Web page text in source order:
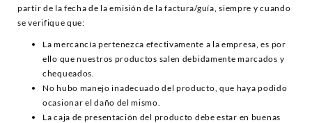
partir de la fecha de la emisión de la factura/guía, siempre y cuando
se verifique que:
La mercancía pertenezca efectivamente a la empresa, es por
ello que nuestros productos salen debidamente marcados y
chequeados.
No hubo manejo inadecuado del producto, que haya podido
ocasionar el daño del mismo.
La caja de presentación del producto debe estar en buenas